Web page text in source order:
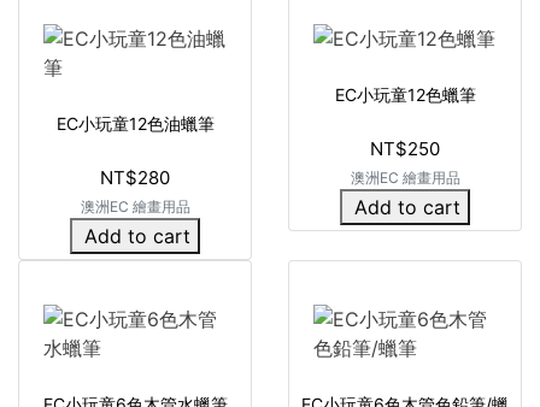
EC小玩童12色油蠟筆
NT$280
澳洲EC 繪畫用品
Add to cart
EC小玩童12色蠟筆
NT$250
澳洲EC 繪畫用品
Add to cart